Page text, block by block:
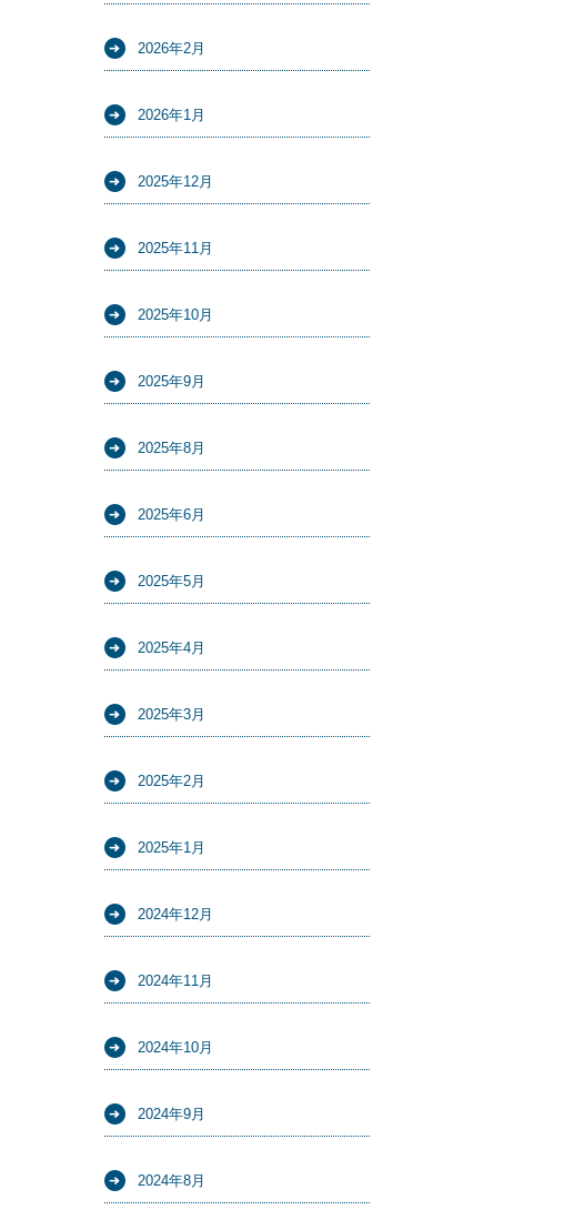
2026年2月
2026年1月
2025年12月
2025年11月
2025年10月
2025年9月
2025年8月
2025年6月
2025年5月
2025年4月
2025年3月
2025年2月
2025年1月
2024年12月
2024年11月
2024年10月
2024年9月
2024年8月